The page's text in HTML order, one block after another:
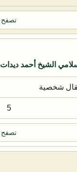
تصفح
الشيخ أحمد ديدات
شخصية
5
تصفح